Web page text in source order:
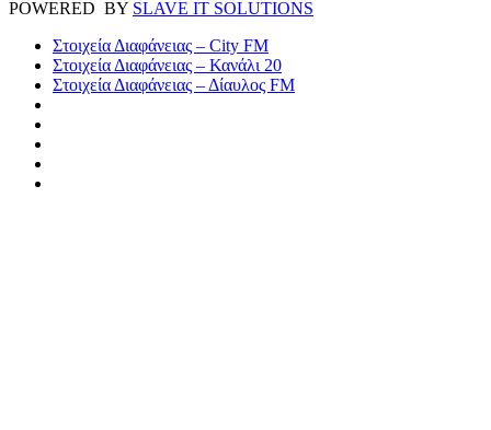
POWERED BY SLAVE IT SOLUTIONS
Στοιχεία Διαφάνειας – City FM
Στοιχεία Διαφάνειας – Κανάλι 20
Στοιχεία Διαφάνειας – Δίαυλος FM